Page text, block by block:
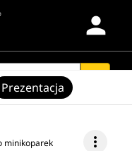
person
minikoparek more_vert
Prezentacja